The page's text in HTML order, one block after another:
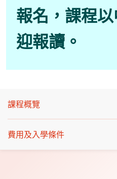
報名，課程
迎報讀。
課程概覽
費用及入學條件